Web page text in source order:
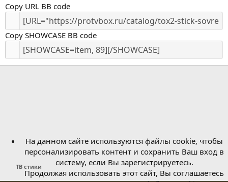
Copy URL BB code
Copy SHOWCASE BB code
ТВ стики
На данном сайте используются файлы cookie, чтобы
персонализировать контент и сохранить Ваш вход в
систему, если Вы зарегистрируетесь.
Продолжая использовать этот сайт, Вы соглашаетесь